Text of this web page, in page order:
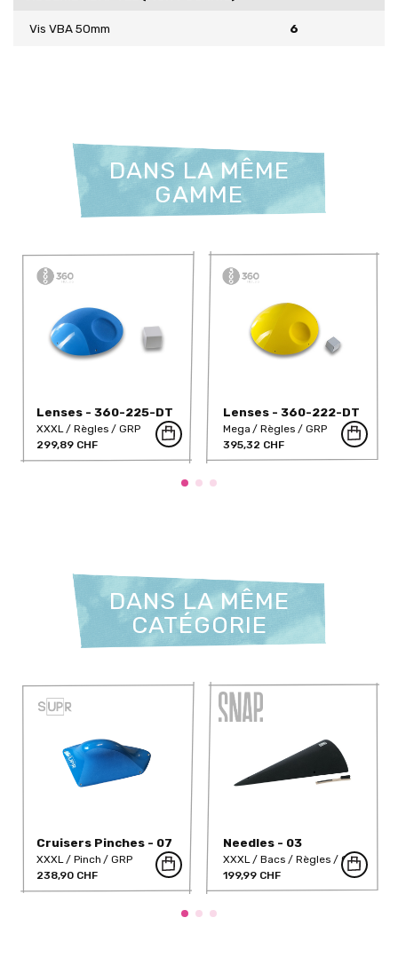
Vis VBA 50mm 6
DANS LA MÊME
GAMME
Lenses - 360-225-DT
XXXL Règles
GRP
299,89 CHF
Lenses - 360-222-DT
Mega Règles
GRP
395,32 CHF
DANS LA MÊME
CATÉGORIE
Cruisers Pinches - 07
(Dual)
XXXL Pinch
GRP
238,90 CHF
Needles - 03
XXXL Bacs Règles
GRP
199,99 CHF